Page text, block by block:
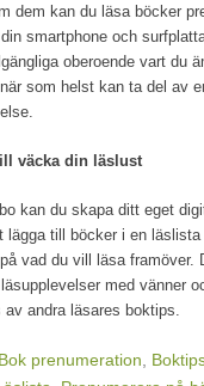
dem kan du läsa böcker
smartphone och
oberoende vart du
som helst kan ta del av
väcka din läslust
kan du skapa ditt eget
lägga till böcker i en läslista
vad du vill läsa framöver.
med vänner
av andra läsares boktips.
Bok prenumeration